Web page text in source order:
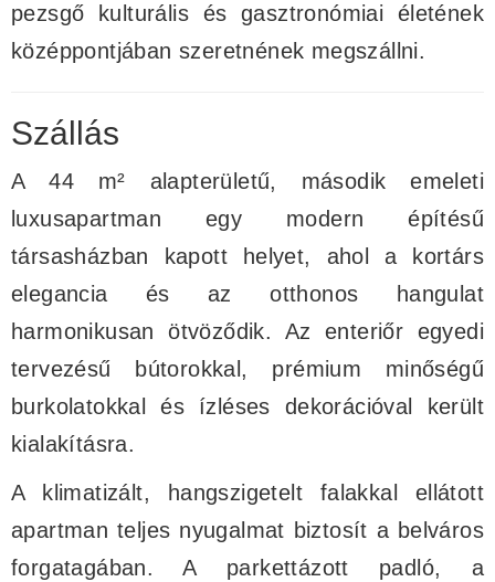
pezsgő kulturális és gasztronómiai életének
középpontjában szeretnének megszállni.
Szállás
A 44 m² alapterületű, második emeleti
luxusapartman egy modern építésű
társasházban kapott helyet, ahol a kortárs
elegancia és az otthonos hangulat
harmonikusan ötvöződik. Az enteriőr egyedi
tervezésű bútorokkal, prémium minőségű
burkolatokkal és ízléses dekorációval került
kialakításra.
A klimatizált, hangszigetelt falakkal ellátott
apartman teljes nyugalmat biztosít a belváros
forgatagában. A parkettázott padló, a